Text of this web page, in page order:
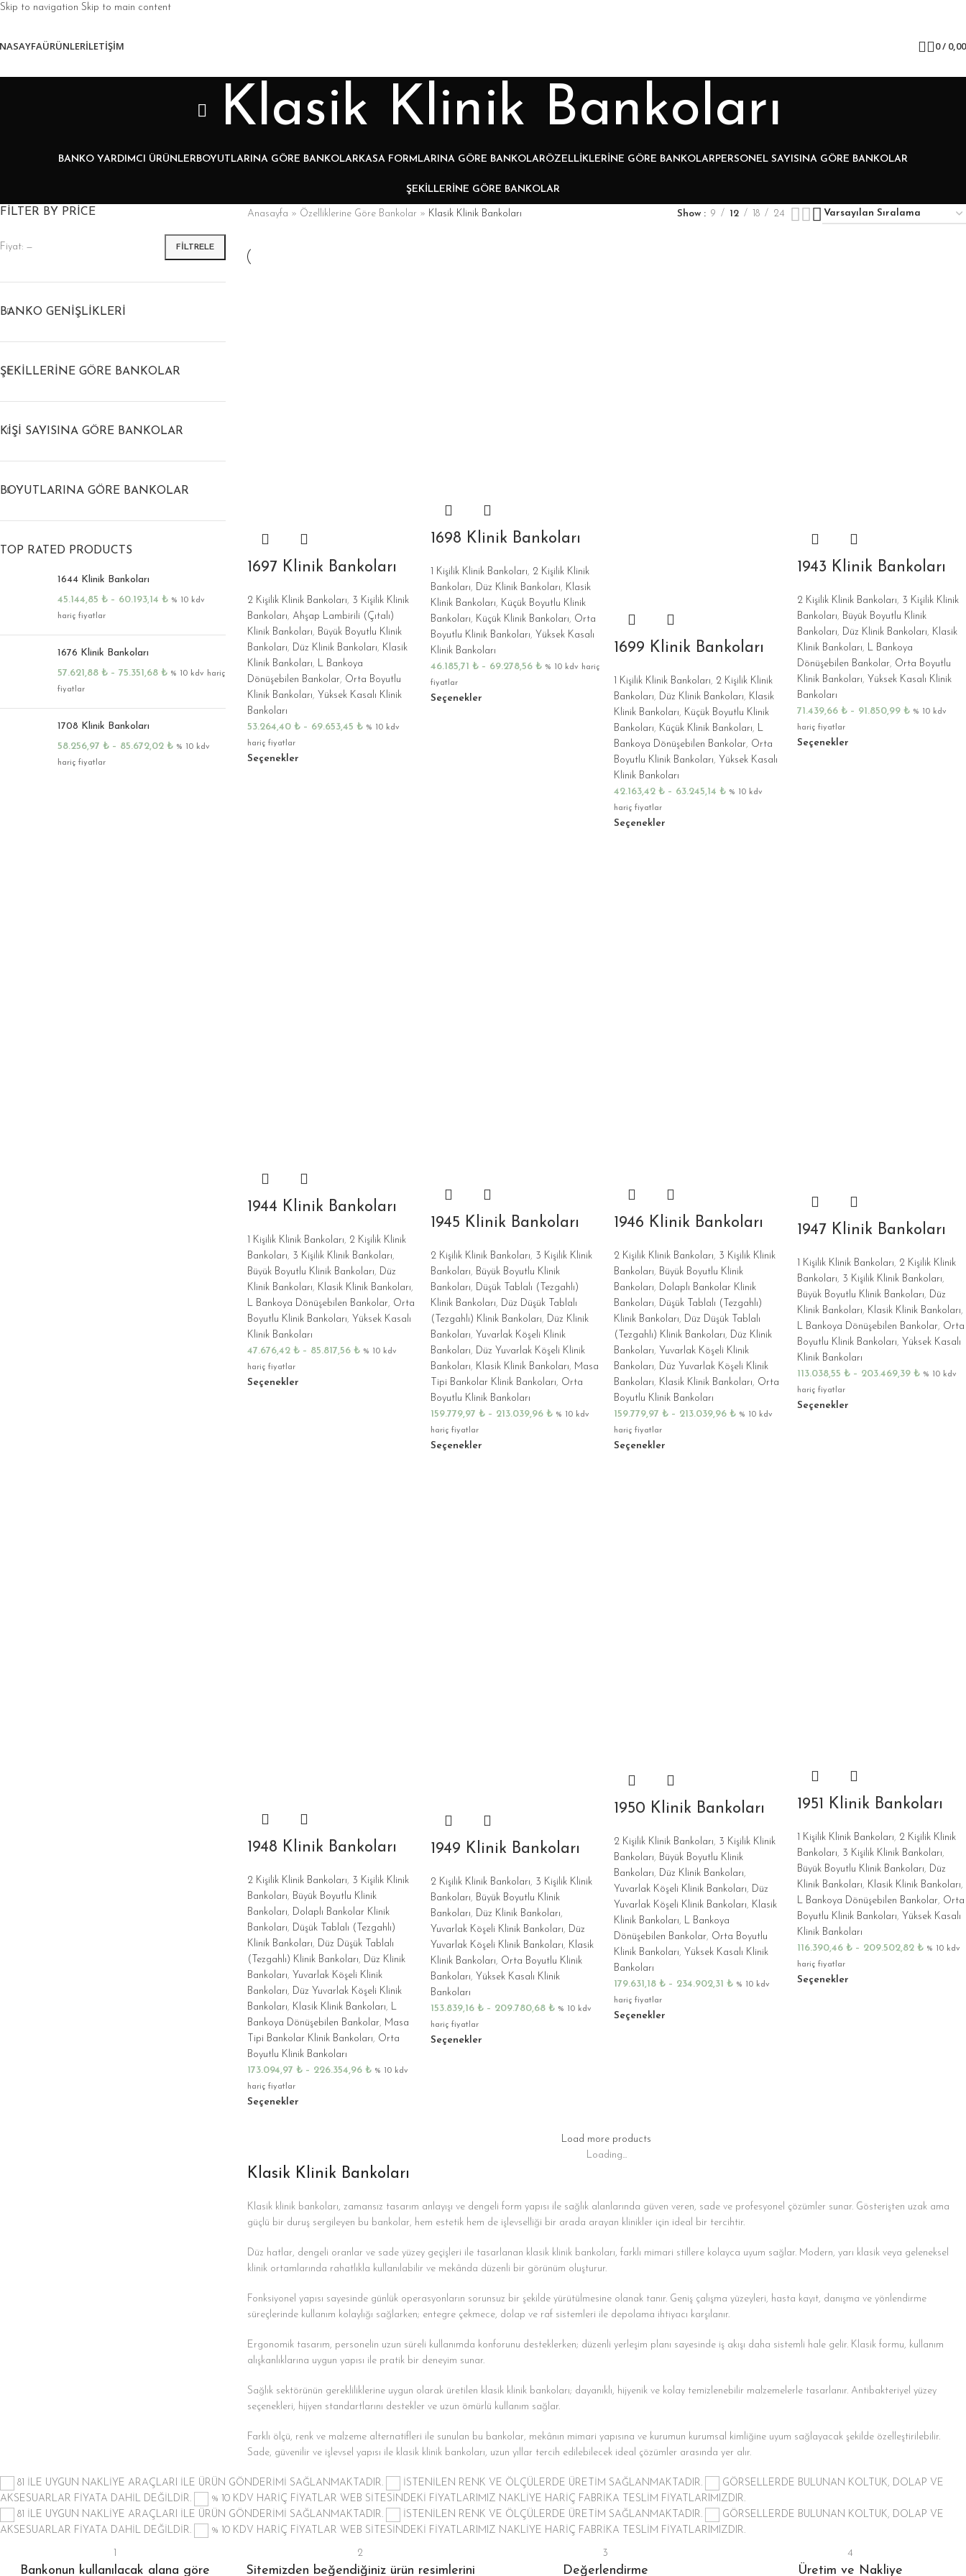
Skip to navigation Skip to main content
ÜRÜNLERİLETIŞIM 0/
Klasik Klinik Bankoları
BANKO YARDIMCI ÜRÜNLERBOYUTLARINA GÖRE BANKOLARKASA FORMLARINA GÖRE BANKOLARÖZELLIKLERINE GÖRE BANKOLARPERSONEL SAYISINA GÖRE BANKOLAR
ŞEKILLERINE GÖRE BANKOLAR
FILTER BY PRICE
FILTRELE
Fiyat: —
BANKO GENIŞLIKLERI
ŞEKILLERINE GÖRE BANKOLAR
KIŞI SAYISINA GÖRE BANKOLAR
BOYUTLARINA GÖRE BANKOLAR
TOP RATED PRODUCTS
1644 Klinik Bankoları
45.144,85 ₺ – 60.193,14 ₺ % 10 kdv
hariç fiyatlar
1676 Klinik Bankoları
57.621,88 ₺ – 75.351,68 ₺ % 10 kdv hariç
fiyatlar
1708 Klinik Bankoları
58.256,97 ₺ – 85.672,02 ₺ % 10 kdv
hariç fiyatlar
Anasayfa » Özelliklerine Göre Bankolar » Klasik Klinik Bankoları Show 9 12 18 24
1697 Klinik Bankoları
2 Kişilik Klinik Bankoları, 3 Kişilik Klinik
Bankoları, Ahşap Lambirili (Çıtalı)
Klinik Bankoları, Büyük Boyutlu Klinik
Bankoları, Düz Klinik Bankoları, Klasik
Klinik Bankoları, L Bankoya
Dönüşebilen Bankolar, Orta Boyutlu
Klinik Bankoları, Yüksek Kasalı Klinik
Bankoları
53.264,40 ₺ – 69.653,45 ₺ % 10 kdv
hariç fiyatlar
Seçenekler
1698 Klinik Bankoları
1 Kişilik Klinik Bankoları, 2 Kişilik Klinik
Bankoları, Düz Klinik Bankoları, Klasik
Klinik Bankoları, Küçük Boyutlu Klinik
Bankoları, Küçük Klinik Bankoları, Orta
Boyutlu Klinik Bankoları, Yüksek Kasalı
Klinik Bankoları
46.185,71 ₺ – 69.278,56 ₺ % 10 kdv hariç
fiyatlar
Seçenekler
1699 Klinik Bankoları
1 Kişilik Klinik Bankoları, 2 Kişilik Klinik
Bankoları, Düz Klinik Bankoları, Klasik
Klinik Bankoları, Küçük Boyutlu Klinik
Bankoları, Küçük Klinik Bankoları, L
Bankoya Dönüşebilen Bankolar, Orta
Boyutlu Klinik Bankoları, Yüksek Kasalı
Klinik Bankoları
42.163,42 ₺ – 63.245,14 ₺ % 10 kdv
hariç fiyatlar
Seçenekler
1943 Klinik Bankoları
2 Kişilik Klinik Bankoları, 3 Kişilik Klinik
Bankoları, Büyük Boyutlu Klinik
Bankoları, Düz Klinik Bankoları, Klasik
Klinik Bankoları, L Bankoya
Dönüşebilen Bankolar, Orta Boyutlu
Klinik Bankoları, Yüksek Kasalı Klinik
Bankoları
71.439,66 ₺ – 91.850,99 ₺ % 10 kdv
hariç fiyatlar
Seçenekler
1944 Klinik Bankoları
1 Kişilik Klinik Bankoları, 2 Kişilik Klinik
Bankoları, 3 Kişilik Klinik Bankoları,
Büyük Boyutlu Klinik Bankoları, Düz
Klinik Bankoları, Klasik Klinik Bankoları,
L Bankoya Dönüşebilen Bankolar, Orta
Boyutlu Klinik Bankoları, Yüksek Kasalı
Klinik Bankoları
47.676,42 ₺ – 85.817,56 ₺ % 10 kdv
hariç fiyatlar
Seçenekler
1945 Klinik Bankoları
2 Kişilik Klinik Bankoları, 3 Kişilik Klinik
Bankoları, Büyük Boyutlu Klinik
Bankoları, Düşük Tablalı (Tezgahlı)
Klinik Bankoları, Düz Düşük Tablalı
(Tezgahlı) Klinik Bankoları, Düz Klinik
Bankoları, Yuvarlak Köşeli Klinik
Bankoları, Düz Yuvarlak Köşeli Klinik
Bankoları, Klasik Klinik Bankoları, Masa
Tipi Bankolar Klinik Bankoları, Orta
Boyutlu Klinik Bankoları
159.779,97 ₺ – 213.039,96 ₺ % 10 kdv
hariç fiyatlar
Seçenekler
1946 Klinik Bankoları
2 Kişilik Klinik Bankoları, 3 Kişilik Klinik
Bankoları, Büyük Boyutlu Klinik
Bankoları, Dolaplı Bankolar Klinik
Bankoları, Düşük Tablalı (Tezgahlı)
Klinik Bankoları, Düz Düşük Tablalı
(Tezgahlı) Klinik Bankoları, Düz Klinik
Bankoları, Yuvarlak Köşeli Klinik
Bankoları, Düz Yuvarlak Köşeli Klinik
Bankoları, Klasik Klinik Bankoları, Orta
Boyutlu Klinik Bankoları
159.779,97 ₺ – 213.039,96 ₺ % 10 kdv
hariç fiyatlar
Seçenekler
1947 Klinik Bankoları
1 Kişilik Klinik Bankoları, 2 Kişilik Klinik
Bankoları, 3 Kişilik Klinik Bankoları,
Büyük Boyutlu Klinik Bankoları, Düz
Klinik Bankoları, Klasik Klinik Bankoları,
L Bankoya Dönüşebilen Bankolar, Orta
Boyutlu Klinik Bankoları, Yüksek Kasalı
Klinik Bankoları
113.038,55 ₺ – 203.469,39 ₺ % 10 kdv
hariç fiyatlar
Seçenekler
1948 Klinik Bankoları
2 Kişilik Klinik Bankoları, 3 Kişilik Klinik
Bankoları, Büyük Boyutlu Klinik
Bankoları, Dolaplı Bankolar Klinik
Bankoları, Düşük Tablalı (Tezgahlı)
Klinik Bankoları, Düz Düşük Tablalı
(Tezgahlı) Klinik Bankoları, Düz Klinik
Bankoları, Yuvarlak Köşeli Klinik
Bankoları, Düz Yuvarlak Köşeli Klinik
Bankoları, Klasik Klinik Bankoları, L
Bankoya Dönüşebilen Bankolar, Masa
Tipi Bankolar Klinik Bankoları, Orta
Boyutlu Klinik Bankoları
173.094,97 ₺ – 226.354,96 ₺ % 10 kdv
hariç fiyatlar
Seçenekler
1949 Klinik Bankoları
2 Kişilik Klinik Bankoları, 3 Kişilik Klinik
Bankoları, Büyük Boyutlu Klinik
Bankoları, Düz Klinik Bankoları,
Yuvarlak Köşeli Klinik Bankoları, Düz
Yuvarlak Köşeli Klinik Bankoları, Klasik
Klinik Bankoları, Orta Boyutlu Klinik
Bankoları, Yüksek Kasalı Klinik
Bankoları
153.839,16 ₺ – 209.780,68 ₺ % 10 kdv
hariç fiyatlar
Seçenekler
1950 Klinik Bankoları
2 Kişilik Klinik Bankoları, 3 Kişilik Klinik
Bankoları, Büyük Boyutlu Klinik
Bankoları, Düz Klinik Bankoları,
Yuvarlak Köşeli Klinik Bankoları, Düz
Yuvarlak Köşeli Klinik Bankoları, Klasik
Klinik Bankoları, L Bankoya
Dönüşebilen Bankolar, Orta Boyutlu
Klinik Bankoları, Yüksek Kasalı Klinik
Bankoları
179.631,18 ₺ – 234.902,31 ₺ % 10 kdv
hariç fiyatlar
Seçenekler
1951 Klinik Bankoları
1 Kişilik Klinik Bankoları, 2 Kişilik Klinik
Bankoları, 3 Kişilik Klinik Bankoları,
Büyük Boyutlu Klinik Bankoları, Düz
Klinik Bankoları, Klasik Klinik Bankoları,
L Bankoya Dönüşebilen Bankolar, Orta
Boyutlu Klinik Bankoları, Yüksek Kasalı
Klinik Bankoları
116.390,46 ₺ – 209.502,82 ₺ % 10 kdv
hariç fiyatlar
Seçenekler
Load more products
Loading...
Klasik Klinik Bankoları
Klasik klinik bankoları, zamansız tasarım anlayışı ve dengeli form yapısı ile sağlık alanlarında güven veren, sade ve profesyonel çözümler sunar. Gösterişten uzak ama
güçlü bir duruş sergileyen bu bankolar, hem estetik hem de işlevselliği bir arada arayan klinikler için ideal bir tercihtir.
Düz hatlar, dengeli oranlar ve sade yüzey geçişleri ile tasarlanan klasik klinik bankoları, farklı mimari stillere kolayca uyum sağlar. Modern, yarı klasik veya geleneksel
klinik ortamlarında rahatlıkla kullanılabilir ve mekânda düzenli bir görünüm oluşturur.
Fonksiyonel yapısı sayesinde günlük operasyonların sorunsuz bir şekilde yürütülmesine olanak tanır. Geniş çalışma yüzeyleri, hasta kayıt, danışma ve yönlendirme
süreçlerinde kullanım kolaylığı sağlarken; entegre çekmece, dolap ve raf sistemleri ile depolama ihtiyacı karşılanır.
Ergonomik tasarım, personelin uzun süreli kullanımda konforunu desteklerken; düzenli yerleşim planı sayesinde iş akışı daha sistemli hale gelir. Klasik formu, kullanım
alışkanlıklarına uygun yapısı ile pratik bir deneyim sunar.
Sağlık sektörünün gerekliliklerine uygun olarak üretilen klasik klinik bankoları; dayanıklı, hijyenik ve kolay temizlenebilir malzemelerle tasarlanır. Antibakteriyel yüzey
seçenekleri, hijyen standartlarını destekler ve uzun ömürlü kullanım sağlar.
Farklı ölçü, renk ve malzeme alternatifleri ile sunulan bu bankolar, mekânın mimari yapısına ve kurumun kurumsal kimliğine uyum sağlayacak şekilde özelleştirilebilir.
Sade, güvenilir ve işlevsel yapısı ile klasik klinik bankoları, uzun yıllar tercih edilebilecek ideal çözümler arasında yer alır.
81 İLE UYGUN NAKLİYE ARAÇLARI İLE ÜRÜN GÖNDERİMİ SAĞLANMAKTADIR. İSTENİLEN RENK VE ÖLÇÜLERDE ÜRETİM SAĞLANMAKTADIR.
GÖRSELLERDE BULUNAN KOLTUK, DOLAP VE
AKSESUARLAR FİYATA DAHİL DEĞİLDİR.
% 10 KDV HARİÇ FİYATLAR WEB SİTESİNDEKİ FİYATLARIMIZ NAKLİYE HARİÇ FABRİKA TESLİM FİYATLARIMIZDIR.
81 İLE UYGUN NAKLİYE ARAÇLARI İLE ÜRÜN GÖNDERİMİ SAĞLANMAKTADIR.
İSTENİLEN RENK VE ÖLÇÜLERDE ÜRETİM SAĞLANMAKTADIR.
GÖRSELLERDE BULUNAN KOLTUK, DOLAP VE
AKSESUARLAR FİYATA DAHİL DEĞİLDİR.
% 10 KDV HARİÇ FİYATLAR WEB SİTESİNDEKİ FİYATLARIMIZ NAKLİYE HARİÇ FABRİKA TESLİM FİYATLARIMIZDIR.
Bankonun kullanılacak alana göre
2
Sitemizden beğendiğiniz ürün resimlerini
3
Değerlendirme
4
Üretim ve Nakliye